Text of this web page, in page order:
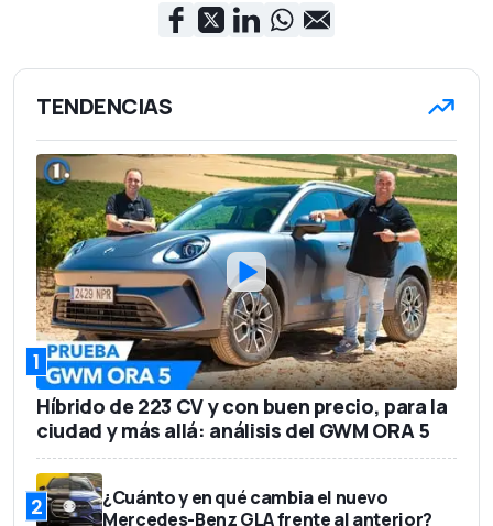
1,78 m
Número de asientos 5
Capacidad del maletero 380 l
Precio base 34.515 euros
TENDENCIAS
1
Híbrido de 223 CV y con buen precio, para la
ciudad y más allá: análisis del GWM ORA 5
2
¿Cuánto y en qué cambia el nuevo
Mercedes-Benz GLA frente al anterior?